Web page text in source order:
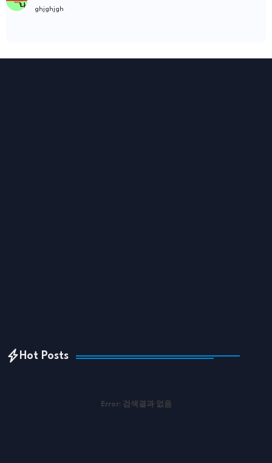
ghjghjgh
Hot Posts
Error: 검색결과 없음